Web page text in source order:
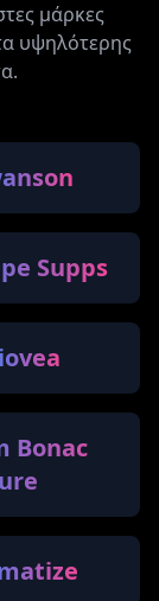
μάρκες
υψηλότερης
Supps
Bonac